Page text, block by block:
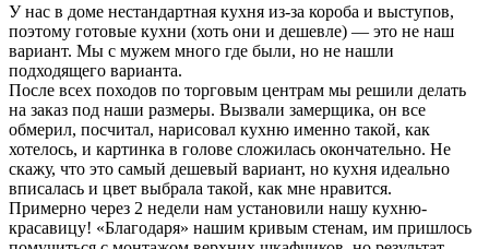
У нас в доме нестандартная кухня из-за короба и выступов,
поэтому готовые кухни (хоть они и дешевле) — это не наш
вариант. Мы с мужем много где были, но не нашли
подходящего варианта.
После всех походов по торговым центрам мы решили делать
на заказ под наши размеры. Вызвали замерщика, он все
обмерил, посчитал, нарисовал кухню именно такой, как
хотелось, и картинка в голове сложилась окончательно. Не
скажу, что это самый дешевый вариант, но кухня идеально
вписалась и цвет выбрала такой, как мне нравится.
Примерно через 2 недели нам установили нашу кухню-
красавицу! «Благодаря» нашим кривым стенам, им пришлось